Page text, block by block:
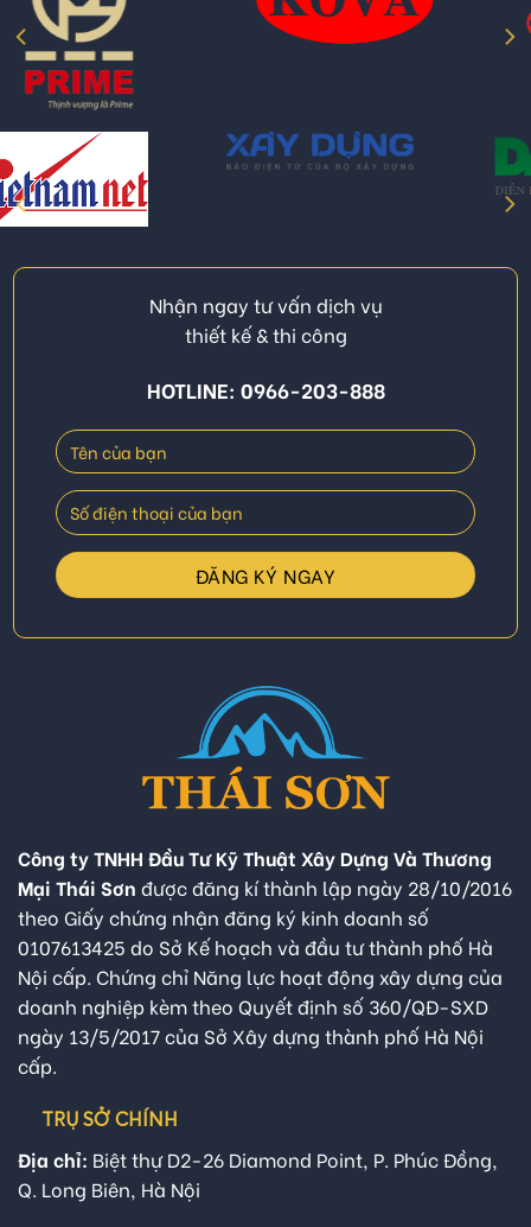
Nhận ngay tư vấn dịch vụ
thiết kế & thi công
HOTLINE: 0966-203-888
Công ty TNHH Đầu Tư Kỹ Thuật Xây Dựng Và Thương
Mại Thái Sơn được đăng kí thành lập ngày 28/10/2016
theo Giấy chứng nhận đăng ký kinh doanh số
0107613425 do Sở Kế hoạch và đầu tư thành phố Hà
Nội cấp. Chứng chỉ Năng lực hoạt động xây dựng của
doanh nghiệp kèm theo Quyết định số 360/QĐ-SXD
ngày 13/5/2017 của Sở Xây dựng thành phố Hà Nội
cấp.
TRỤ SỞ CHÍNH
Địa chỉ: Biệt thự D2-26 Diamond Point, P. Phúc Đồng,
Q. Long Biên, Hà Nội